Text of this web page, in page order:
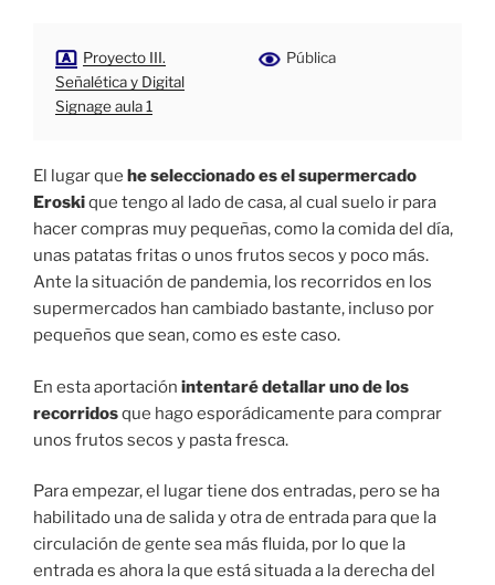
Proyecto III.
Señalética y Digital
Signage aula 1
Pública
El lugar que he seleccionado es el supermercado
Eroskique tengo al lado de casa, al cual suelo ir para
hacer compras muy pequeñas, como la comida del día,
unas patatas fritas o unos frutos secos y poco más.
Ante la situación de pandemia, los recorridos en los
supermercados han cambiado bastante, incluso por
pequeños que sean, como es este caso.
En esta aportación intentaré detallar uno de los
recorridosque hago esporádicamente para comprar
unos frutos secos y pasta fresca.
Para empezar, el lugar tiene dos entradas, pero se ha
habilitado una de salida y otra de entrada para que la
circulación de gente sea más fluida, por lo que la
entrada es ahora la que está situada a la derecha del